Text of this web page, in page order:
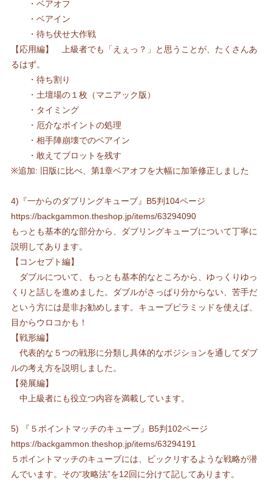
・ベアオフ
・ベアイン
・待ち伏せ大作戦
【応用編】 上級者でも「えぇっ？」と思うことが、たくさんあ
るはず。
・待ち割り
・土壇場の１枚（マニアック版）
・タイミング
・厄介なポイントの処理
・相手陣崩壊でのベアイン
・敢えてブロットを残す
※追加: 旧版に比べ、第1章ベアオフを大幅に加筆修正しました
4)『一からのダブリングキューブ』B5判104ページ
https://backgammon.theshop.jp/items/63294090
もっとも基本的な部分から、ダブリングキューブについて丁寧に
説明してあります。
【コンセプト編】
ダブルについて、もっとも基本的なところから、ゆっくりゆっ
くりと話しを進めました。ダブルがさっぱり分からない、苦手だ
という方には是非お勧めします。キューブピラミッドを使えば、
目からウロコかも！
【戦形編】
代表的な５つの戦形に分類し具体的なポジションを通してダブ
ルの考え方を説明しました。
【発展編】
中上級者にも役立つ内容を満載しています。
5) 『５ポイントマッチのキューブ』B5判102ページ
https://backgammon.theshop.jp/items/63294191
５ポイントマッチのキューブには、ビックリするような戦略が潜
んでいます。その“攻略法”を12回に分けて記してあります。